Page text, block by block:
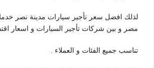
لذلك افضل سعر تأجير سيارات مدينة نصر
مصر و بين شركات تأجير السيارات و اسعار
تناسب جميع الفئات و العملاء .